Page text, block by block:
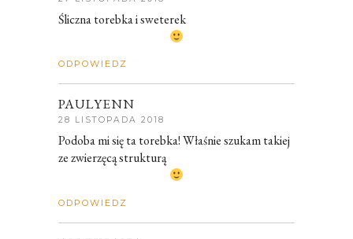
Śliczna torebka i sweterek
ODPOWIEDZ
PAULYENN
28 LISTOPADA 2018
Podoba mi się ta torebka! Właśnie szukam takiej
ze zwierzęcą strukturą
ODPOWIEDZ